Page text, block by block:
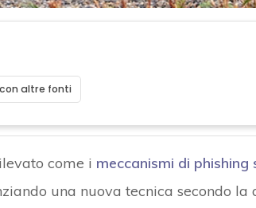
altre fonti
come i meccanismi di
una nuova tecnica secondo la